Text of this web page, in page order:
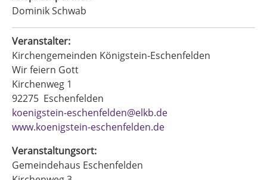
Dominik Schwab
Veranstalter:
Kirchengemeinden Königstein-Eschenfelden
Wir feiern Gott
Kirchenweg 1
92275 Eschenfelden
koenigstein-eschenfelden@elkb.de
www.koenigstein-eschenfelden.de
Veranstaltungsort:
Gemeindehaus Eschenfelden